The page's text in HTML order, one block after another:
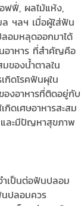
ฟฟี่, ผลไม้แห้ง,
ล ฯลฯ เมื่อผู้ใส่ฟัน
ลอมหลุดออกมาได้
อาหาร ที่สำคัญคือ
ของน้ำตาลใน
กิดโรคฟันผุใน
งอาหารที่ติดอยู่กับ
ดเศษอาหารสะสม
และมีปัญหาสุขภาพ
ำเป็นต่อฟันปลอม
ปลอมควร